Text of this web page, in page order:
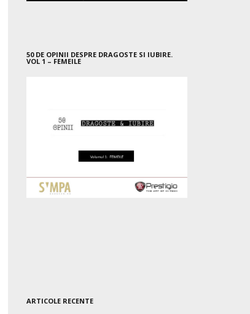
50 DE OPINII DESPRE DRAGOSTE SI IUBIRE.
VOL 1 – FEMEILE
ARTICOLE RECENTE